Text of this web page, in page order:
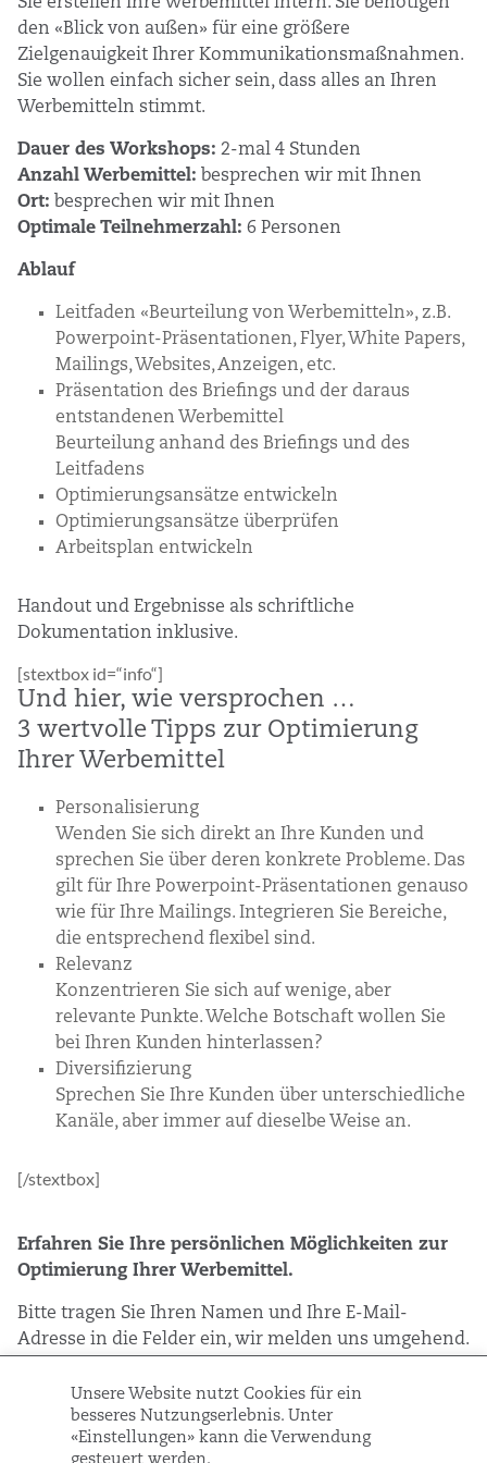
und
Workshops
Sie erstellen Ihre Werbemittel intern. Sie benötigen
den «Blick von außen» für eine größere
Zielgenauigkeit Ihrer Kommunikationsmaßnahmen.
Sie wollen einfach sicher sein, dass alles an Ihren
Werbemitteln stimmt.
Dauer des Workshops: 2-mal 4 Stunden
Anzahl Werbemittel: besprechen wir mit Ihnen
Ort: besprechen wir mit Ihnen
Optimale Teilnehmerzahl: 6 Personen
Ablauf
Leitfaden «Beurteilung von Werbemitteln», z.B.
Powerpoint-Präsentationen, Flyer, White Papers,
Mailings, Websites, Anzeigen, etc.
Präsentation des Briefings und der daraus
entstandenen Werbemittel
Beurteilung anhand des Briefings und des
Leitfadens
Optimierungsansätze entwickeln
Optimierungsansätze überprüfen
Arbeitsplan entwickeln
Handout und Ergebnisse als schriftliche
Dokumentation inklusive.
[stextbox id=“info“]
Und hier, wie versprochen …
3 wertvolle Tipps zur Optimierung
Ihrer Werbemittel
Personalisierung
Wenden Sie sich direkt an Ihre Kunden und
sprechen Sie über deren konkrete Probleme. Das
gilt für Ihre Powerpoint-Präsentationen genauso
wie für Ihre Mailings. Integrieren Sie Bereiche,
die entsprechend flexibel sind.
Relevanz
Konzentrieren Sie sich auf wenige, aber
relevante Punkte. Welche Botschaft wollen Sie
bei Ihren Kunden hinterlassen?
Diversifizierung
Sprechen Sie Ihre Kunden über unterschiedliche
Kanäle, aber immer auf dieselbe Weise an.
[/stextbox]
Erfahren Sie Ihre persönlichen Möglichkeiten zur
Optimierung Ihrer Werbemittel.
Bitte tragen Sie Ihren Namen und Ihre E-Mail-
Adresse in die Felder ein, wir melden uns umgehend.
Unsere Website nutzt Cookies für ein
besseres Nutzungserlebnis. Unter
«Einstellungen» kann die Verwendung
gesteuert werden.